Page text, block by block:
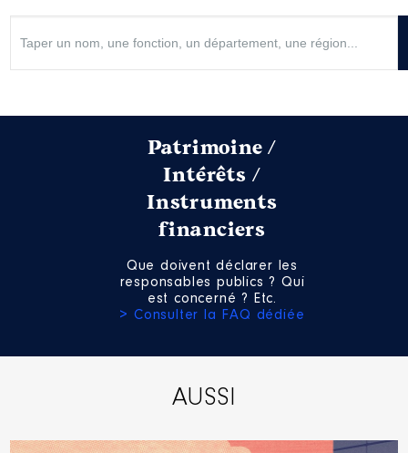
:
2021 6 869 €
Net
8 014 € Net
Patrimoine /
Intérêts /
Instruments
financiers
Que doivent déclarer les
responsables publics ? Qui
est concerné ? Etc.
> Consulter la FAQ dédiée
AUSSI